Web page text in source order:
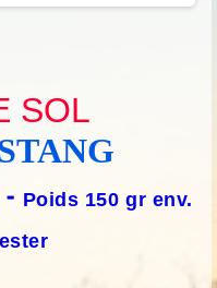
SOL
Poids 150 gr env.